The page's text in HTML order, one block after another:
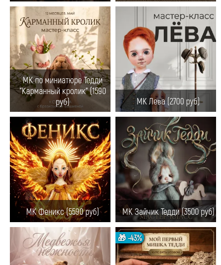
МК по миниатюре Тедди
"Карманный кролик" (1590
руб)
МК Лева (2700 руб)
МК Феникс (5590 руб) МК Зайчик Тедди (3500 руб)
🎁 -43%